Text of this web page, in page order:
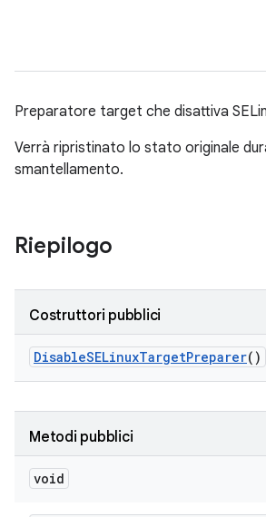
Preparatore target che disattiva
Verrà ripristinato lo stato originale
smantellamento.
Riepilogo
Costruttori pubblici
DisableSELinuxTargetPreparer()
Metodi pubblici
void